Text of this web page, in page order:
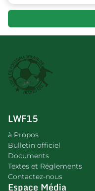
LWF15
à Propos
Bulletin officiel
Documents
Textes et Réglements
Contactez-nous
Espace Média